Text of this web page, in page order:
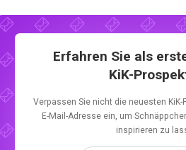
Erfahren Sie als
KiK-
Verpassen Sie nicht die neuesten KiK-
E-Mail-Adresse ein, um
inspirieren zu